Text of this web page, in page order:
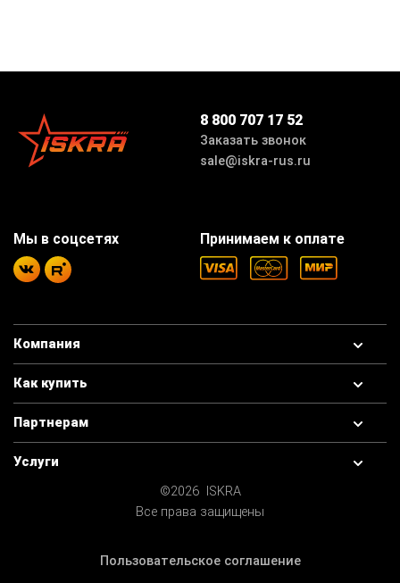
8 800 707 17 52
Заказать звонок
sale@iskra-rus.ru
Компания
Как купить
Партнерам
Услуги
©2026 ISKRA
Все права защищены
Пользовательское соглашение
Принимаем к оплате
Мы в соцсетях